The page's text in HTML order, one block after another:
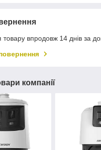
впродовж 14 днів за
компанії